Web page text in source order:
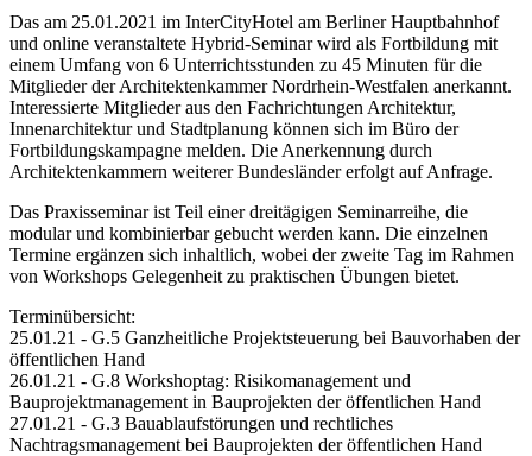
Das am 25.01.2021 im InterCityHotel am Berliner Hauptbahnhof
und online veranstaltete Hybrid-Seminar wird als Fortbildung mit
einem Umfang von 6 Unterrichtsstunden zu 45 Minuten für die
Mitglieder der Architektenkammer Nordrhein-Westfalen anerkannt.
Interessierte Mitglieder aus den Fachrichtungen Architektur,
Innenarchitektur und Stadtplanung können sich im Büro der
Fortbildungskampagne melden. Die Anerkennung durch
Architektenkammern weiterer Bundesländer erfolgt auf Anfrage.
Das Praxisseminar ist Teil einer dreitägigen Seminarreihe, die
modular und kombinierbar gebucht werden kann. Die einzelnen
Termine ergänzen sich inhaltlich, wobei der zweite Tag im Rahmen
von Workshops Gelegenheit zu praktischen Übungen bietet.
Terminübersicht:
25.01.21 - G.5 Ganzheitliche Projektsteuerung bei Bauvorhaben der
öffentlichen Hand
26.01.21 - G.8 Workshoptag: Risikomanagement und
Bauprojektmanagement in Bauprojekten der öffentlichen Hand
27.01.21 - G.3 Bauablaufstörungen und rechtliches
Nachtragsmanagement bei Bauprojekten der öffentlichen Hand